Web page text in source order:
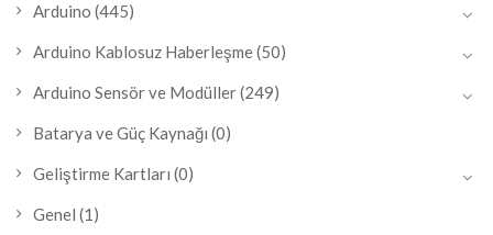
Arduino (445)
Arduino Kablosuz Haberleşme(50)
Arduino Sensör ve Modüller(249)
Batarya ve Güç Kaynağı (0)
Geliştirme Kartları (0)
Genel (1)